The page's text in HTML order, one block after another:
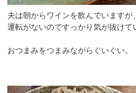
夫は朝からワインを飲んでいますが
運転がないのですっかり気が抜けて
おつまみをつまみながらぐいぐい。